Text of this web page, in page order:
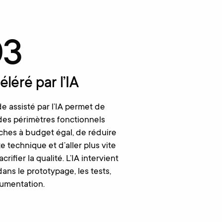
par l’IA
assisté par l’IA permet de
périmètres fonctionnels
à budget égal, de réduire
technique et d’aller plus vite
la qualité. L’IA intervient
le prototypage, les tests,